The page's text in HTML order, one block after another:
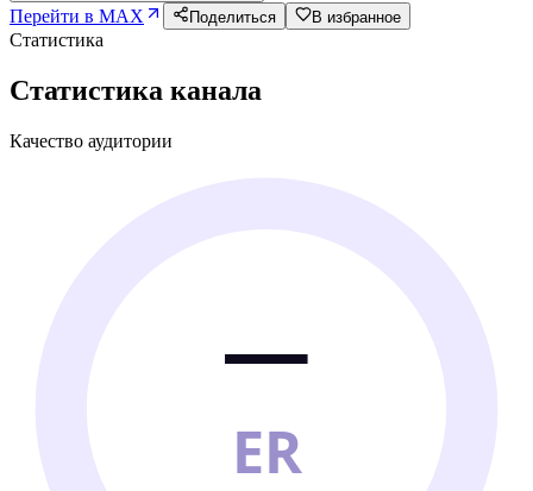
Перейти в MAX Поделиться В избранное
Статистика
Статистика канала
Качество аудитории
—
ER